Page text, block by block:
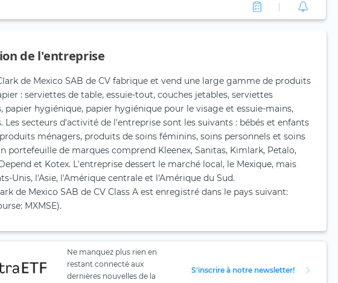
de l'entreprise
de Mexico SAB de CV fabrique et vend une large gamme de produits
: serviettes de table, essuie-tout, couches jetables, serviettes
papier hygiénique, papier hygiénique pour le visage et essuie-mains,
Les secteurs d'activité de l'entreprise sont les suivants : bébés et enfants
ménagers, produits de soins féminins, soins personnels et soins
portefeuille de marques comprend Kleenex, Sanitas, Kimlark, Petalo,
et Kotex. L'entreprise dessert le marché local, le Mexique, mais
Unis, l'Asie, l'Amérique centrale et l'Amérique du Sud.
de Mexico SAB de CV Class A est enregistré dans le pays suivant:
MXMSE).
Ne manquez plus rien en
restant connecté aux
dernières nouvelles de la
S'inscrire à notre newsletter!